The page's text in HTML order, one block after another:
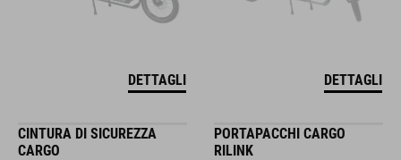
DETTAGLI DETTAGLI
CINTURA DI SICUREZZA
CARGO
PORTAPACCHI CARGO
RILINK